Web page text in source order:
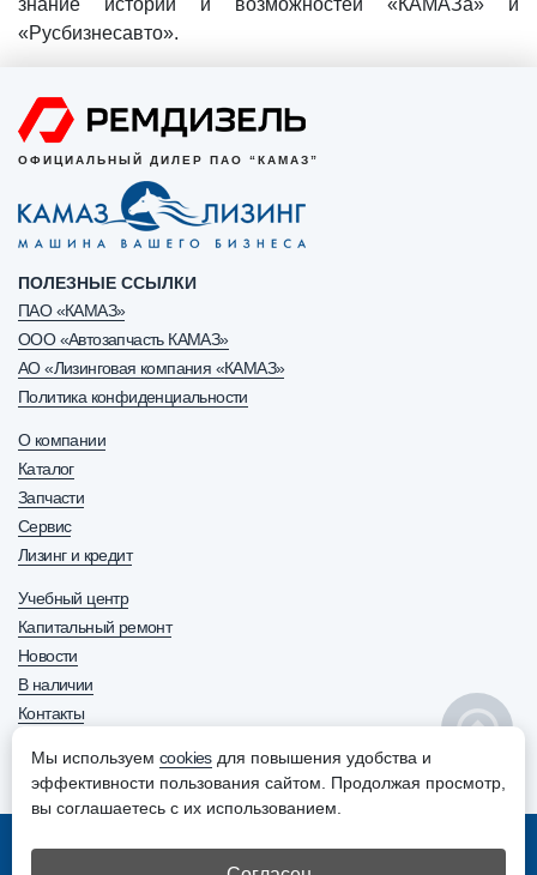
знание истории и возможностей «КАМАЗа» и
«Русбизнесавто».
Мы используем cookiesдля повышения удобства и
эффективности пользования сайтом. Продолжая просмотр,
вы соглашаетесь с их использованием.
ОФИЦИАЛЬНЫЙ ДИЛЕР ПАО “КАМАЗ”
ПОЛЕЗНЫЕ ССЫЛКИ
ПАО «КАМАЗ»
ООО «Автозапчасть КАМАЗ»
АО «Лизинговая компания «КАМАЗ»
Политика конфиденциальности
О компании
Каталог
Запчасти
Сервис
Лизинг и кредит
Учебный центр
Капитальный ремонт
Новости
В наличии
Контакты
8 800 600-63-70 +7 (8552) 30-63-70
ОТДЕЛ ПРОДАЖ
© АО “Ремдизель”. Все права защищены